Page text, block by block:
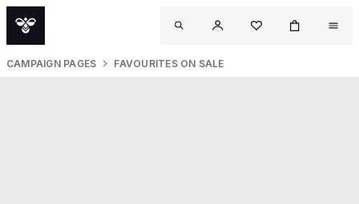
CAMPAIGN PAGES FAVOURITES ON SALE